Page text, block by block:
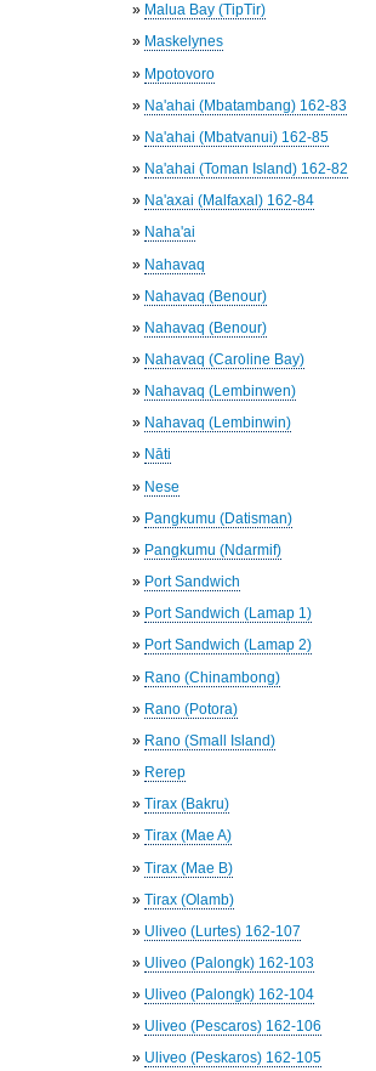
» Malua Bay (TipTir)
» Maskelynes
» Mpotovoro
» Na'ahai (Mbatambang) 162-83
» Na'ahai (Mbatvanui) 162-85
» Na'ahai (Toman Island) 162-82
» Na'axai (Malfaxal) 162-84
» Naha'ai
» Nahavaq
» Nahavaq (Benour)
» Nahavaq (Benour)
» Nahavaq (Caroline Bay)
» Nahavaq (Lembinwen)
» Nahavaq (Lembinwin)
» Nāti
» Nese
» Pangkumu (Datisman)
» Pangkumu (Ndarmif)
» Port Sandwich
» Port Sandwich (Lamap 1)
» Port Sandwich (Lamap 2)
» Rano (Chinambong)
» Rano (Potora)
» Rano (Small Island)
» Rerep
»Tirax (Bakru)
»Tirax (Mae A)
»Tirax (Mae B)
»Tirax (Olamb)
» Uliveo (Lurtes) 162-107
» Uliveo (Palongk) 162-103
» Uliveo (Palongk) 162-104
» Uliveo (Pescaros) 162-106
» Uliveo (Peskaros) 162-105